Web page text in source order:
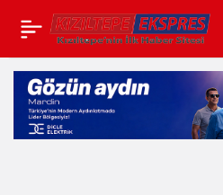
Şampiyon Dörtlü
Mazıdağı
Fosfatspor’da